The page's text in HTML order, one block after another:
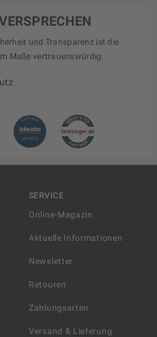
und Transparenz ist die
Maße vertrauenswürdig.
SERVICE
Online-Magazin
Aktuelle Informationen
Newsletter
Retouren
Zahlungsarten
Versand & Lieferung